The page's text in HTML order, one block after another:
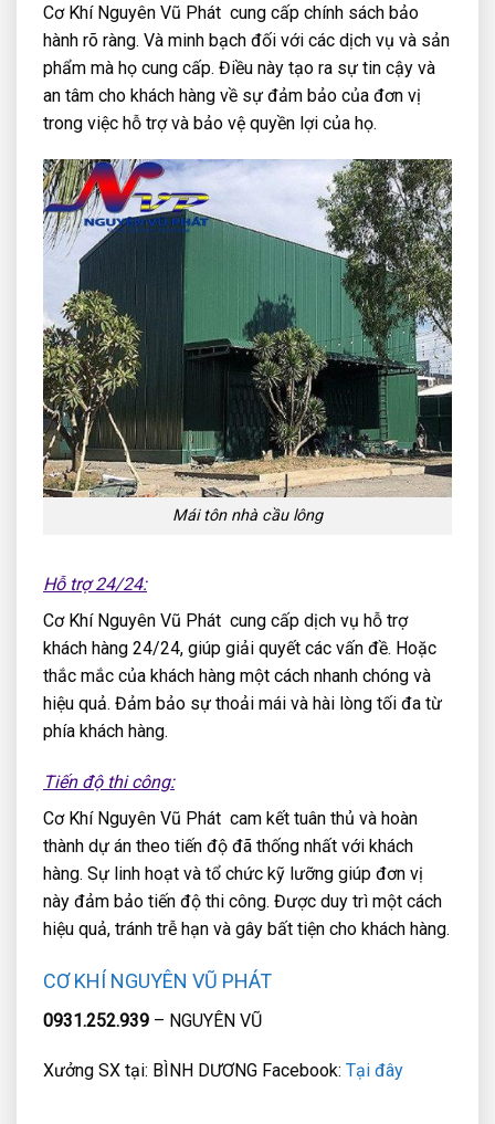
Cơ Khí Nguyên Vũ Phát cung cấp chính sách bảo
hành rõ ràng. Và minh bạch đối với các dịch vụ và sản
phẩm mà họ cung cấp. Điều này tạo ra sự tin cậy và
an tâm cho khách hàng về sự đảm bảo của đơn vị
trong việc hỗ trợ và bảo vệ quyền lợi của họ.
Mái tôn nhà cầu lông
Hỗ trợ 24/24:
Cơ Khí Nguyên Vũ Phát cung cấp dịch vụ hỗ trợ
khách hàng 24/24, giúp giải quyết các vấn đề. Hoặc
thắc mắc của khách hàng một cách nhanh chóng và
hiệu quả. Đảm bảo sự thoải mái và hài lòng tối đa từ
phía khách hàng.
Tiến độ thi công:
Cơ Khí Nguyên Vũ Phát cam kết tuân thủ và hoàn
thành dự án theo tiến độ đã thống nhất với khách
hàng. Sự linh hoạt và tổ chức kỹ lưỡng giúp đơn vị
này đảm bảo tiến độ thi công. Được duy trì một cách
hiệu quả, tránh trễ hạn và gây bất tiện cho khách hàng.
CƠ KHÍ NGUYÊN VŨ PHÁT
0931.252.939 – NGUYÊN VŨ
Xưởng SX tại: BÌNH DƯƠNG Facebook: Tại đây